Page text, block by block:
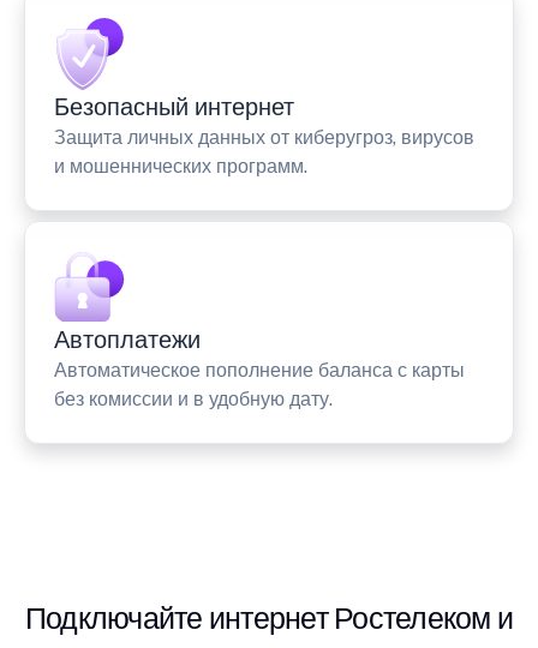
Безопасный интернет
Защита личных данных от киберугроз, вирусов
и мошеннических программ.
Автоплатежи
Автоматическое пополнение баланса с карты
без комиссии и в удобную дату.
Подключайте интернет Ростелеком и